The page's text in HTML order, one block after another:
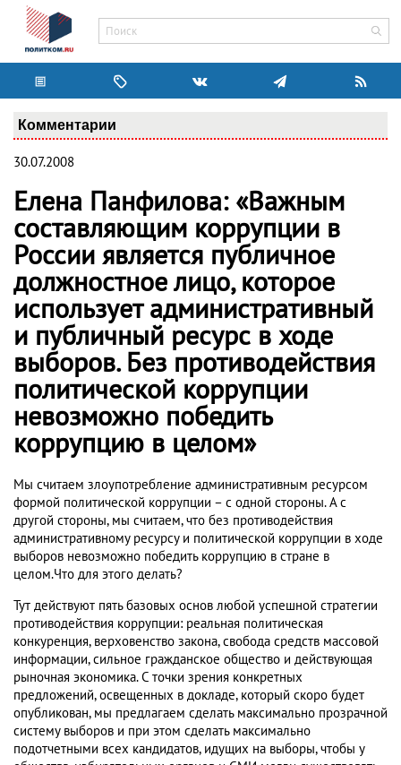
Комментарии
30.07.2008
Елена Панфилова: «Важным
составляющим коррупции в
России является публичное
должностное лицо, которое
использует административный
и публичный ресурс в ходе
выборов. Без противодействия
политической коррупции
невозможно победить
коррупцию в целом»
Мы считаем злоупотребление административным ресурсом
формой политической коррупции – с одной стороны. А с
другой стороны, мы считаем, что без противодействия
административному ресурсу и политической коррупции в ходе
выборов невозможно победить коррупцию в стране в
целом.Что для этого делать?
Тут действуют пять базовых основ любой успешной стратегии
противодействия коррупции: реальная политическая
конкуренция, верховенство закона, свобода средств массовой
информации, сильное гражданское общество и действующая
рыночная экономика. С точки зрения конкретных
предложений, освещенных в докладе, который скоро будет
опубликован, мы предлагаем сделать максимально прозрачной
систему выборов и при этом сделать максимально
подотчетными всех кандидатов, идущих на выборы, чтобы у